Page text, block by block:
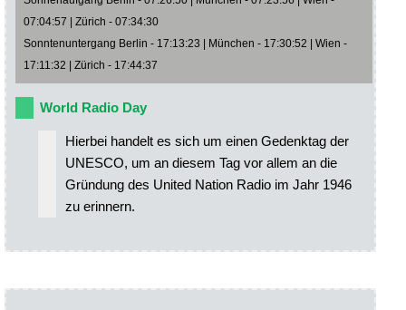
07:04:57 | Zürich - 07:34:30
Sonntenuntergang Berlin - 17:13:23 | München - 17:30:52 | Wien -
17:11:32 | Zürich - 17:44:37
World Radio Day
Hierbei handelt es sich um einen Gedenktag der
UNESCO, um an diesem Tag vor allem an die
Gründung des United Nation Radio im Jahr 1946
zu erinnern.